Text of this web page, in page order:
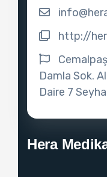
http://
Damla Sok.
Daire 7
Hera